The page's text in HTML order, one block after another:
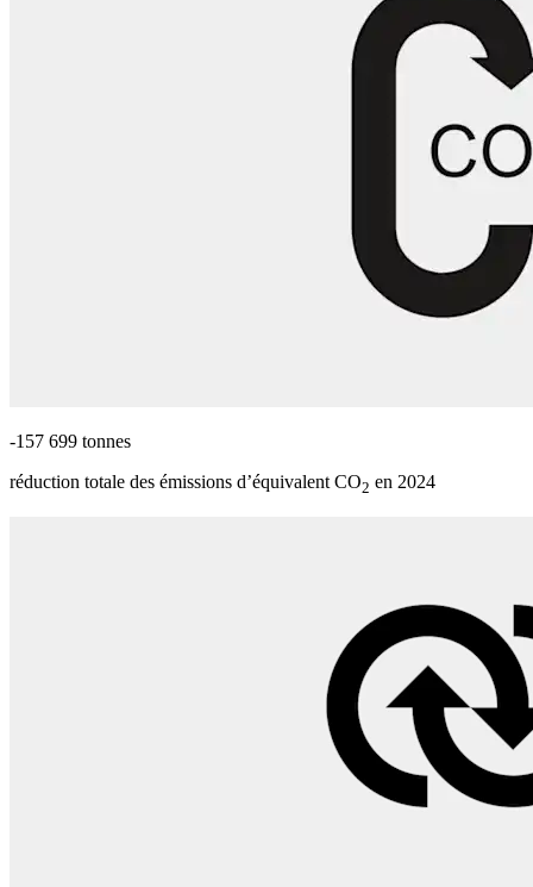
-157 699 tonnes
réduction totale des émissions d’équivalent CO2 en 2024